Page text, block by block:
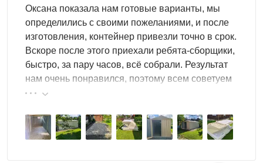
где более длинная модель просто не встанет. Если задач
хранения больше или планируется рабочее место
внутри, стоит рассмотретьхозблок 2×3с площадью 6 м²
и той же шириной — разница в пятне земли составит
всего 1 м по длине.
Оксана показала нам готовые варианты, мы
определились с своими пожеланиями, и после
изготовления, контейнер привезли точно в срок.
Вскоре после этого приехали ребята-сборщики,
быстро, за пару часов, всё собрали. Результат
нам очень понравился, поэтому всем советуем
эту фирму.